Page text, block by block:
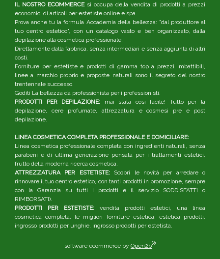
IL NOSTRO ECOMMERCEsi occupa della vendita di prodotti a prezzi
economici di articoli per estetiste online e spa.
Prova anche tu la formula Accademia della bellezza: "dal produttore al
tuo centro estetico", con un catalogo vasto e ben organizzato, dalla
depilazione alla cosmetica professionale.
Direttamente dalla fabbrica, senza intermediari e senza aggiunta di altri
costi.
Forniture per estetiste e prodotti di gamma top a prezzi imbattibili,
linee a marchio proprio e proposte naturali sono il segreto del nostro
trentennale successo.
Goditi La bellezza da professionista per i professionisti.
PRODOTTI PER DEPILAZIONE: mai stata così facile! Tutto per la
depilazione, cere profumate, attrezzatura e cosmesi pre e post
depilazione.
LINEA COSMETICA COMPLETA PROFESSIONALE E DOMICILIARE:
Linea cosmetica professionale completa con ingredienti naturali, senza
parabeni e di ultima generazione pensata per i trattamenti estetici,
frutto della moderna ricerca cosmetica.
ATTREZZATURA PER ESTETISTE:Scopri le novità per arredare o
rinnovare il tuo centro estetico, con tanti prodotti in promozione, sempre
con la Garanzia su tutti i prodotti e il servizio SODDISFATTI o
RIMBORSATI).
PRODOTTI PER ESTETISTE: vendita prodotti estetici, una linea
cosmetica completa, le migliori forniture estetica, estetica prodotti,
ingrosso prodotti per unghie, ingrosso prodotti per estetista.
software ecommerce by Open2b®